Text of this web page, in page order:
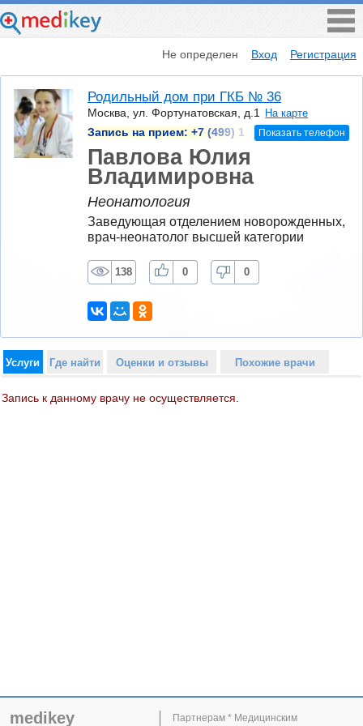
Не определен Вход Регистрация
Родильный дом при ГКБ № 36
Москва, ул. Фортунатовская, д.1
На карте
Запись на прием: +7 (499) 1 Показать телефон
Павлова Юлия
Владимировна
Неонатология
Заведующая отделением новорожденных,
врач-неонатолог высшей категории
138 0 0
Услуги Где найти Оценки и отзывы Похожие врачи
Запись к данному врачу не осуществляется.
medikey
Партнерам * Медицинским